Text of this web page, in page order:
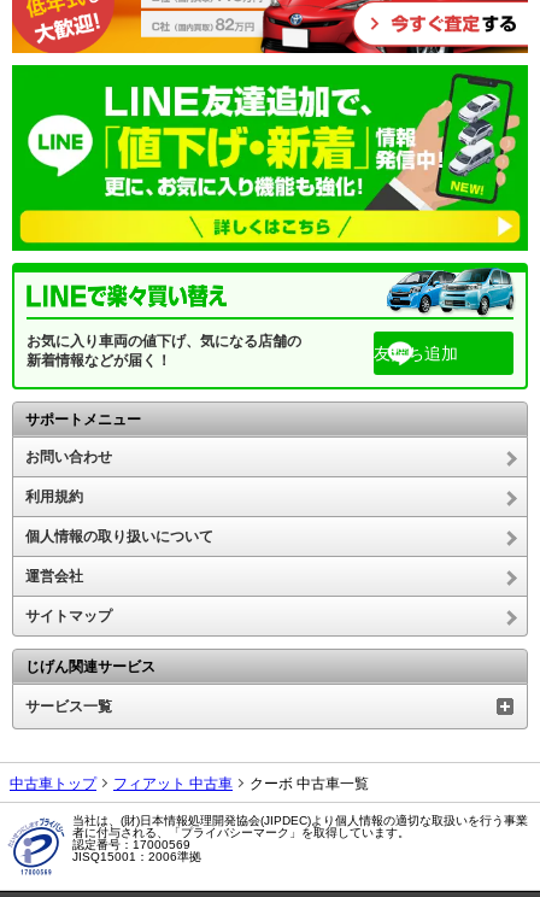
お気に入り車両の値下げ、気になる店舗の
新着情報などが届く！
友だち追加
サポートメニュー
お問い合わせ
利用規約
個人情報の取り扱いについて
運営会社
サイトマップ
じげん関連サービス
サービス一覧
中古車トップ フィアット 中古車 クーボ 中古車一覧
当社は、(財)日本情報処理開発協会(JIPDEC)より個人情報の適切な取扱いを行う事業
者に付与される、「プライバシーマーク」を取得しています。
認定番号：17000569
JISQ15001：2006準拠